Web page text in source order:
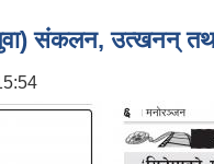
संकलन, उत्खनन्